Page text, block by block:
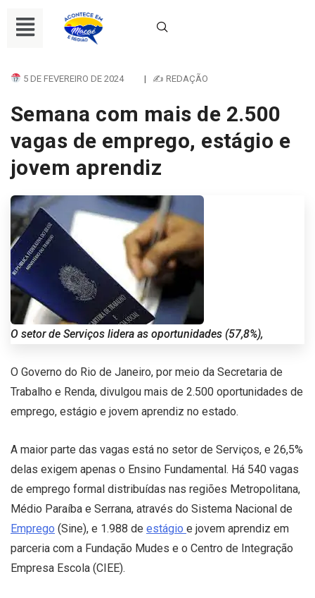
5 DE FEVEREIRO DE 2024 | ✍ REDAÇÃO
Semana com mais de 2.500
vagas de emprego, estágio e
jovem aprendiz
O setor de Serviços lidera as oportunidades (57,8%),
O Governo do Rio de Janeiro, por meio da Secretaria de
Trabalho e Renda, divulgou mais de 2.500 oportunidades de
emprego, estágio e jovem aprendiz no estado.
A maior parte das vagas está no setor de Serviços, e 26,5%
delas exigem apenas o Ensino Fundamental. Há 540 vagas
de emprego formal distribuídas nas regiões Metropolitana,
Médio Paraíba e Serrana, através do Sistema Nacional de
Emprego (Sine), e 1.988 de estágio e jovem aprendiz em
parceria com a Fundação Mudes e o Centro de Integração
Empresa Escola (CIEE).